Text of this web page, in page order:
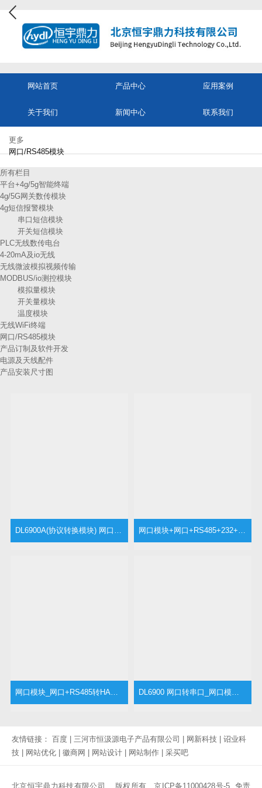
网站首页 产品中心 应用案例
关于我们 新闻中心 联系我们
更多
网口/RS485模块
所有栏目
平台+4g/5g智能终端
4g/5G网关数传模块
4g短信报警模块
串口短信模块
开关短信模块
PLC无线数传电台
4-20mA及io无线
无线微波模拟视频传输
MODBUS/io测控模块
模拟量模块
开关量模块
温度模块
无线WiFi终端
网口/RS485模块
产品订制及软件开发
电源及天线配件
产品安装尺寸图
网口模块_网口+RS485转HART协议模块_HART转485（网口） DL6900 网口转串口_网口模块_RJ45模块_RJ45转串口
友情链接： 百度 | 三河市恒汲源电子产品有限公司 | 网新科技 | 诏业科
技 | 网站优化 | 徽商网 | 网站设计 | 网站制作 | 采买吧
北京恒宇鼎力科技有限公司 版权所有京ICP备11000428号-5 免责